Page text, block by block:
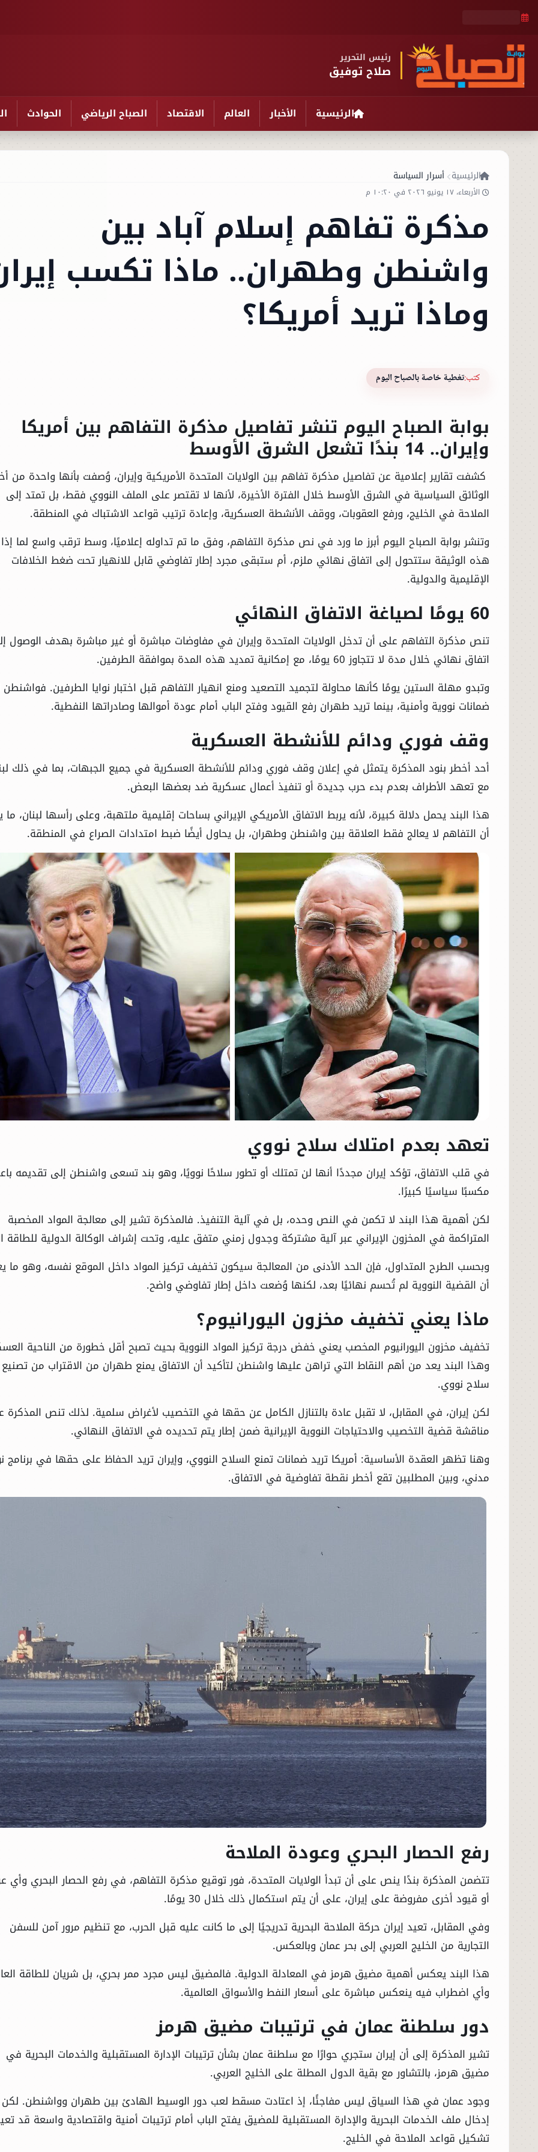
رئيس التحرير
صلاح توفيق
الرئيسية الأخبار العالم الاقتصاد الصباح الرياضي الحوادث
الرئيسية
الأخبار
العالم
الاقتصاد
الصباح الرياضي
الحوادث
الفنون
المنوعات
أسرار السياسة
الرئيسية أسرار السياسة
الأربعاء، ١٧ يونيو ٢٠٢٦ في ١٠:٢٠ م
مذكرة تفاهم إسلام آباد بين
واشنطن وطهران.. ماذا تكسب
وماذا تريد أمريكا؟
كتب:تغطية خاصة بالصباح اليوم
بوابة الصباح اليوم تنشر تفاصيل مذكرة التفاهم بين أمريكا
وإيران.. 14 بندًا تشعل الشرق الأوسط
كشفت تقارير إعلامية عن تفاصيل مذكرة تفاهم بين الولايات المتحدة الأمريكية وإيران، وُصفت بأنها واحدة من
الوثائق السياسية في الشرق الأوسط خلال الفترة الأخيرة، لأنها لا تقتصر على الملف النووي فقط، بل تمتد إلى
الملاحة في الخليج، ورفع العقوبات، ووقف الأنشطة العسكرية، وإعادة ترتيب قواعد الاشتباك في المنطقة.
وتنشر بوابة الصباح اليوم أبرز ما ورد في نص مذكرة التفاهم، وفق ما تم تداوله إعلاميًا، وسط ترقب واسع لما
هذه الوثيقة ستتحول إلى اتفاق نهائي ملزم، أم ستبقى مجرد إطار تفاوضي قابل للانهيار تحت ضغط الخلافات
الإقليمية والدولية.
60 يومًا لصياغة الاتفاق النهائي
تنص مذكرة التفاهم على أن تدخل الولايات المتحدة وإيران في مفاوضات مباشرة أو غير مباشرة بهدف الوصول
اتفاق نهائي خلال مدة لا تتجاوز 60 يومًا، مع إمكانية تمديد هذه المدة بموافقة الطرفين.
وتبدو مهلة الستين يومًا كأنها محاولة لتجميد التصعيد ومنع انهيار التفاهم قبل اختبار نوايا الطرفين. فواشنطن
ضمانات نووية وأمنية، بينما تريد طهران رفع القيود وفتح الباب أمام عودة أموالها وصادراتها النفطية.
وقف فوري ودائم للأنشطة العسكرية
أحد أخطر بنود المذكرة يتمثل في إعلان وقف فوري ودائم للأنشطة العسكرية في جميع الجبهات، بما في ذلك
مع تعهد الأطراف بعدم بدء حرب جديدة أو تنفيذ أعمال عسكرية ضد بعضها البعض.
هذا البند يحمل دلالة كبيرة، لأنه يربط الاتفاق الأمريكي الإيراني بساحات إقليمية ملتهبة، وعلى رأسها لبنان،
أن التفاهم لا يعالج فقط العلاقة بين واشنطن وطهران، بل يحاول أيضًا ضبط امتدادات الصراع في المنطقة.
تعهد بعدم امتلاك سلاح نووي
في قلب الاتفاق، تؤكد إيران مجددًا أنها لن تمتلك أو تطور سلاحًا نوويًا، وهو بند تسعى واشنطن إلى تقديمه
مكسبًا سياسيًا كبيرًا.
لكن أهمية هذا البند لا تكمن في النص وحده، بل في آلية التنفيذ. فالمذكرة تشير إلى معالجة المواد المخصبة
المتراكمة في المخزون الإيراني عبر آلية مشتركة وجدول زمني متفق عليه، وتحت إشراف الوكالة الدولية للطاقة
وبحسب الطرح المتداول، فإن الحد الأدنى من المعالجة سيكون تخفيف تركيز المواد داخل الموقع نفسه، وهو ما
أن القضية النووية لم تُحسم نهائيًا بعد، لكنها وُضعت داخل إطار تفاوضي واضح.
ماذا يعني تخفيف مخزون اليورانيوم؟
تخفيف مخزون اليورانيوم المخصب يعني خفض درجة تركيز المواد النووية بحيث تصبح أقل خطورة من الناحية
وهذا البند يعد من أهم النقاط التي تراهن عليها واشنطن لتأكيد أن الاتفاق يمنع طهران من الاقتراب من تصنيع
سلاح نووي.
لكن إيران، في المقابل، لا تقبل عادة بالتنازل الكامل عن حقها في التخصيب لأغراض سلمية. لذلك تنص المذكرة
مناقشة قضية التخصيب والاحتياجات النووية الإيرانية ضمن إطار يتم تحديده في الاتفاق النهائي.
وهنا تظهر العقدة الأساسية: أمريكا تريد ضمانات تمنع السلاح النووي، وإيران تريد الحفاظ على حقها في برنامج
مدني، وبين المطلبين تقع أخطر نقطة تفاوضية في الاتفاق.
رفع الحصار البحري وعودة الملاحة
تتضمن المذكرة بندًا ينص على أن تبدأ الولايات المتحدة، فور توقيع مذكرة التفاهم، في رفع الحصار البحري وأي
أو قيود أخرى مفروضة على إيران، على أن يتم استكمال ذلك خلال 30 يومًا.
وفي المقابل، تعيد إيران حركة الملاحة البحرية تدريجيًا إلى ما كانت عليه قبل الحرب، مع تنظيم مرور آمن للسفن
التجارية من الخليج العربي إلى بحر عمان وبالعكس.
هذا البند يعكس أهمية مضيق هرمز في المعادلة الدولية. فالمضيق ليس مجرد ممر بحري، بل شريان للطاقة
وأي اضطراب فيه ينعكس مباشرة على أسعار النفط والأسواق العالمية.
دور سلطنة عمان في ترتيبات مضيق هرمز
تشير المذكرة إلى أن إيران ستجري حوارًا مع سلطنة عمان بشأن ترتيبات الإدارة المستقبلية والخدمات البحرية في
مضيق هرمز، بالتشاور مع بقية الدول المطلة على الخليج العربي.
وجود عمان في هذا السياق ليس مفاجئًا، إذ اعتادت مسقط لعب دور الوسيط الهادئ بين طهران وواشنطن. لكن
إدخال ملف الخدمات البحرية والإدارة المستقبلية للمضيق يفتح الباب أمام ترتيبات أمنية واقتصادية واسعة قد
تشكيل قواعد الملاحة في الخليج.